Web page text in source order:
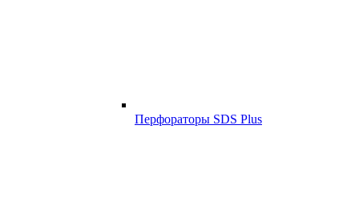
Перфораторы SDS Plus